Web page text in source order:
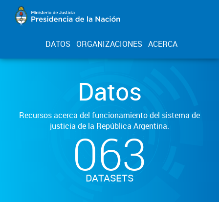
DATOS ORGANIZACIONES ACERCA
Datos
Recursos acerca del funcionamiento del sistema de
justicia de la República Argentina.
063
DATASETS